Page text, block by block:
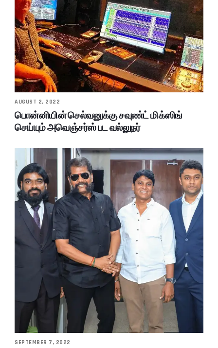
AUGUST 2, 2022
பொன்னியின் செல்வனுக்கு சவுண்ட் மிக்ஸிங்
செய்யும் அவெஞ்சர்ஸ் பட வல்லுநர்
SEPTEMBER 7, 2022